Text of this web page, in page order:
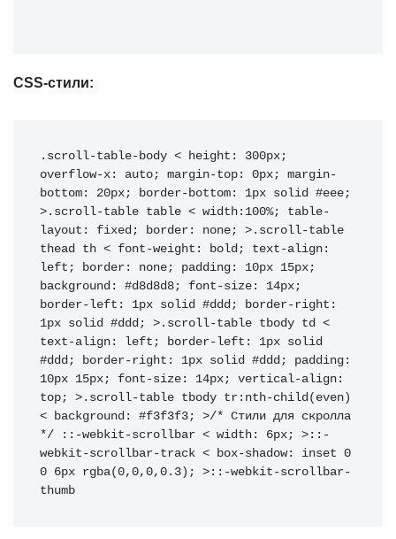
CSS-стили:
.scroll-table-body < height: 300px;
overflow-x: auto; margin-top: 0px; margin-
bottom: 20px; border-bottom: 1px solid #eee;
>.scroll-table table < width:100%; table-
layout: fixed; border: none; >.scroll-table
thead th < font-weight: bold; text-align:
left; border: none; padding: 10px 15px;
background: #d8d8d8; font-size: 14px;
border-left: 1px solid #ddd; border-right:
1px solid #ddd; >.scroll-table tbody td <
text-align: left; border-left: 1px solid
#ddd; border-right: 1px solid #ddd; padding:
10px 15px; font-size: 14px; vertical-align:
top; >.scroll-table tbody tr:nth-child(even)
< background: #f3f3f3; >/* Стили для скролла
*/ ::-webkit-scrollbar < width: 6px; >::-
webkit-scrollbar-track < box-shadow: inset 0
0 6px rgba(0,0,0,0.3); >::-webkit-scrollbar-
thumb